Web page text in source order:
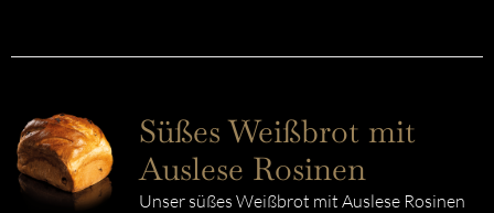
Süßes Weißbrot mit
Auslese Rosinen
Unser süßes Weißbrot mit Auslese Rosinen